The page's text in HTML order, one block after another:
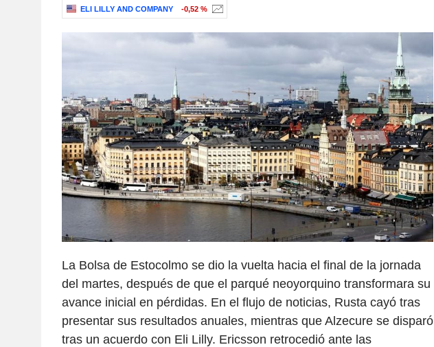
ELI LILLY AND COMPANY -0,52 %
La Bolsa de Estocolmo se dio la vuelta hacia el final de la jornada
del martes, después de que el parqué neoyorquino transformara su
avance inicial en pérdidas. En el flujo de noticias, Rusta cayó tras
presentar sus resultados anuales, mientras que Alzecure se disparó
tras un acuerdo con Eli Lilly. Ericsson retrocedió ante las